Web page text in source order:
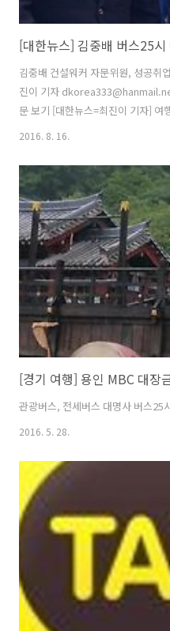
김중배 건설워커 자문위원, 성공취
진이 기자
문 보기 [대한뉴스=최진이 기자] 여
중배 버스25시 대표(사진 · 56세)는
계에서 잘 알려진 인물이다. ↑김중
난달 19일 국회 헌정기념관 대강당
육대상' 시상식에서 수상을 한 후 기
커ⓒ대한뉴스 김 대표는 올해 1월
원으로도 활동하며 구직자들을 상
2016. 8. 16.
[경기 여행] 용인 MBC 대장
관광버스, 전세버스 대명사 버스25
2016. 5. 28.